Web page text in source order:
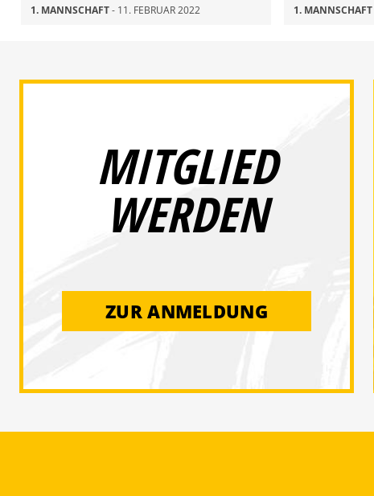
1. MANNSCHAFT- 11. FEBRUAR 2022 1. MANNSCHAFT
MITGLIED
WERDEN
ZUR ANMELDUNG